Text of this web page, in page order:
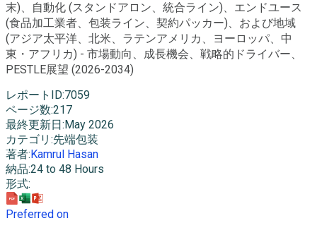
末)、自動化 (スタンドアロン、統合ライン)、エンドユース
(食品加工業者、包装ライン、契約パッカー)、および地域
(アジア太平洋、北米、ラテンアメリカ、ヨーロッパ、中
東・アフリカ) - 市場動向、成長機会、戦略的ドライバー、
PESTLE展望 (2026-2034)
レポートID:7059
ページ数:217
最終更新日 : May 2026
カテゴリ :先端包装
著者: Kamrul Hasan
納品:24 to 48 Hours
形式:
Preferred on